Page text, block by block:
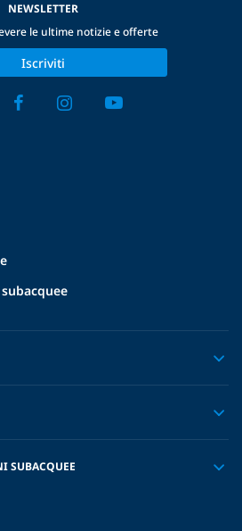
SUBACQUEE
NEWSLETTER
le ultime notizie e offerte
Iscriviti